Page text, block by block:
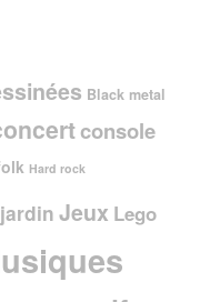
Black metal
console
Hard rock
jardin Jeux Lego